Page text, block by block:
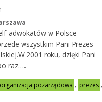
adwokatów w Polsce
wszystkim Pani Prezes
2001 roku, dzięki Pani
raz…..
organizacja pozarządowa , prezes ,